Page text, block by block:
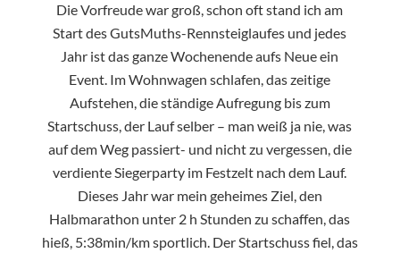
Die Vorfreude war groß, schon oft stand ich am
Start des GutsMuths-Rennsteiglaufes und jedes
Jahr ist das ganze Wochenende aufs Neue ein
Event. Im Wohnwagen schlafen, das zeitige
Aufstehen, die ständige Aufregung bis zum
Startschuss, der Lauf selber – man weiß ja nie, was
auf dem Weg passiert- und nicht zu vergessen, die
verdiente Siegerparty im Festzelt nach dem Lauf.
Dieses Jahr war mein geheimes Ziel, den
Halbmarathon unter 2 h Stunden zu schaffen, das
hieß, 5:38min/km sportlich. Der Startschuss fiel, das